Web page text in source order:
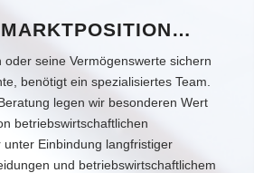
oder seine Vermögenswerte sichern
benötigt ein spezialisiertes Team.
legen wir besonderen Wert
betriebswirtschaftlichen
Einbindung langfristiger
und betriebswirtschaftlichem